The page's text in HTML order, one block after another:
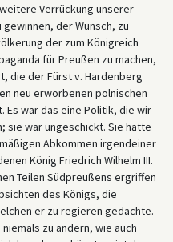
Verrückung unserer
der Wunsch, zu
der zum Königreich
für Preußen zu machen,
die der Fürst v. Hardenberg
neu erworbenen polnischen
Es war das eine Politik, die wir
sie war ungeschickt. Sie hatte
Abkommen irgendeiner
König Friedrich Wilhelm III.
Teilen Südpreußens ergriffen
des Königs, die
er zu regieren gedachte.
zu ändern, wie auch